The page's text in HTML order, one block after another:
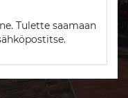
Tulette saamaan